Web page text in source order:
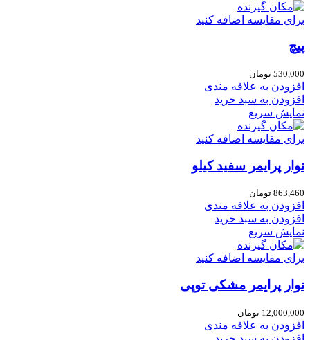
برای مقایسه اضافه کنید
پیچ
530,000 تومان
افزودن به علاقه مندی
افزودن به سبد خرید
نمایش سریع
برای مقایسه اضافه کنید
نوار پرایمر سفید کیلو
863,460 تومان
افزودن به علاقه مندی
افزودن به سبد خرید
نمایش سریع
برای مقایسه اضافه کنید
نوار پرایمر مشکی توپی
12,000,000 تومان
افزودن به علاقه مندی